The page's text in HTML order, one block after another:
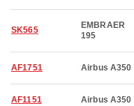
SK565
EMBRAER
195
AF1751 Airbus A350
AF1151 Airbus A350